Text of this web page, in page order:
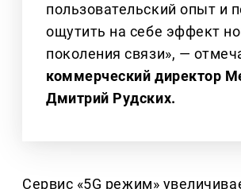
пользовательский опыт и
ощутить на себе эффект
поколения связи», —
коммерческий директор
Дмитрий Рудских.
Сервис «5G режим»